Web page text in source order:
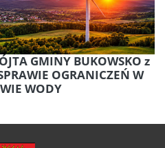
GMINY BUKOWSKO z
OGRANICZEŃ W
WODY